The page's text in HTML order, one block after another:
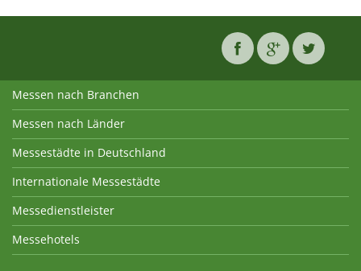
Messen nach Branchen
Messen nach Länder
Messestädte in Deutschland
Internationale Messestädte
Messedienstleister
Messehotels